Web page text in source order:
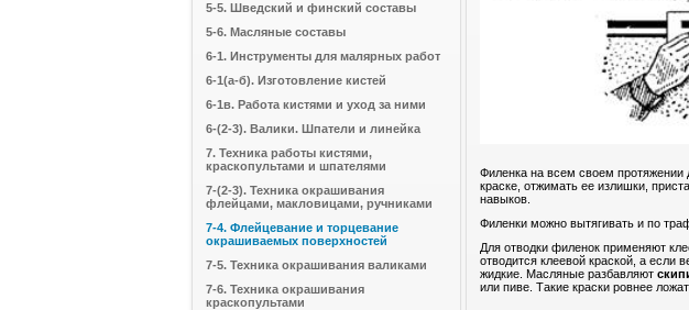
Филенка на всем своем протяжении
краске, отжимать ее излишки,
навыков.
Филенки можно вытягивать и по
Для отводки филенок применяют
отводится клеевой краской, а если
жидкие. Масляные разбавляют
или пиве. Такие краски ровнее
5-5. Шведский и финский составы
5-6. Масляные составы
6-1. Инструменты для малярных работ
6-1(а-б). Изготовление кистей
6-1в. Работа кистями и уход за ними
6-(2-3). Валики. Шпатели и линейка
7. Техника работы кистями,
краскопультами и шпателями
7-(2-3). Техника окрашивания
флейцами, макловицами, ручниками
7-4. Флейцевание и торцевание
окрашиваемых поверхностей
7-5. Техника окрашивания валиками
7-6. Техника окрашивания
краскопультами